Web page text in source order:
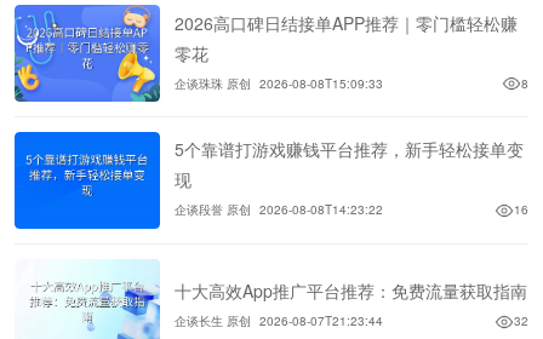
2026高口碑日结接单APP推荐｜零门槛轻松赚
零花
企谈珠珠 原创 2026-08-08T15:09:33 8
5个靠谱打游戏赚钱平台推荐，新手轻松接单变
现
企谈段誉 原创 2026-08-08T14:23:22 16
十大高效App推广平台推荐：免费流量获取指南
企谈长生 原创 2026-08-07T21:23:44 32